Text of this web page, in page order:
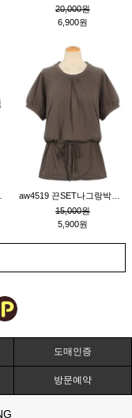
20,000원
6,900원
15,000원
5,900원
도매인증
방문예약